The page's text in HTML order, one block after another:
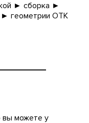
► сборка ►
► геометрии ОТК
можете у